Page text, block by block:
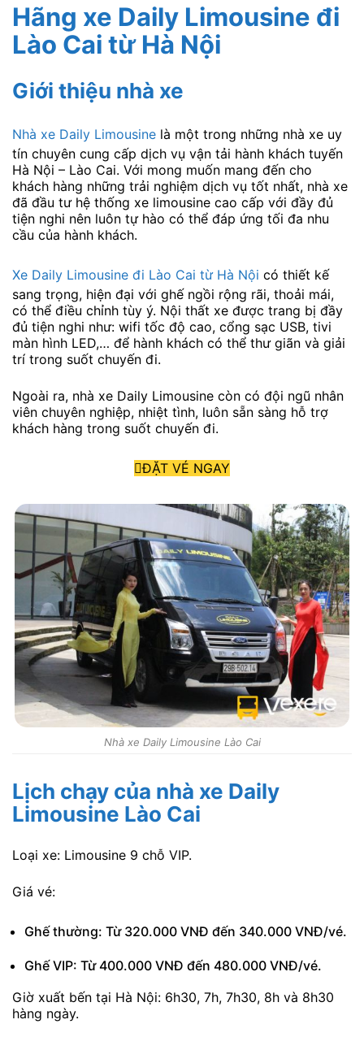
Hãng xe Daily Limousine đi
Lào Cai từ Hà Nội
Giới thiệu nhà xe
Nhà xe Daily Limousine là một trong những nhà xe uy
tín chuyên cung cấp dịch vụ vận tải hành khách tuyến
Hà Nội – Lào Cai. Với mong muốn mang đến cho
khách hàng những trải nghiệm dịch vụ tốt nhất, nhà xe
đã đầu tư hệ thống xe limousine cao cấp với đầy đủ
tiện nghi nên luôn tự hào có thể đáp ứng tối đa nhu
cầu của hành khách.
Xe Daily Limousine đi Lào Cai từ Hà Nội có thiết kế
sang trọng, hiện đại với ghế ngồi rộng rãi, thoải mái,
có thể điều chỉnh tùy ý. Nội thất xe được trang bị đầy
đủ tiện nghi như: wifi tốc độ cao, cổng sạc USB, tivi
màn hình LED,… để hành khách có thể thư giãn và giải
trí trong suốt chuyến đi.
Ngoài ra, nhà xe Daily Limousine còn có đội ngũ nhân
viên chuyên nghiệp, nhiệt tình, luôn sẵn sàng hỗ trợ
khách hàng trong suốt chuyến đi.
ĐẶT VÉ NGAY
Nhà xe Daily Limousine Lào Cai
Lịch chạy của nhà xe Daily
Limousine Lào Cai
Loại xe: Limousine 9 chỗ VIP.
Giá vé:
Ghế thường: Từ 320.000 VNĐ đến 340.000 VNĐ/vé.
Ghế VIP: Từ 400.000 VNĐ đến 480.000 VNĐ/vé.
Giờ xuất bến tại Hà Nội: 6h30, 7h, 7h30, 8h và 8h30
hàng ngày.